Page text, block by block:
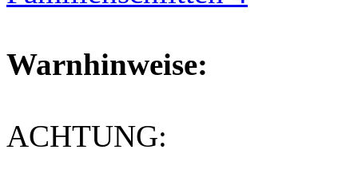
Warnhinweise:
ACHTUNG: